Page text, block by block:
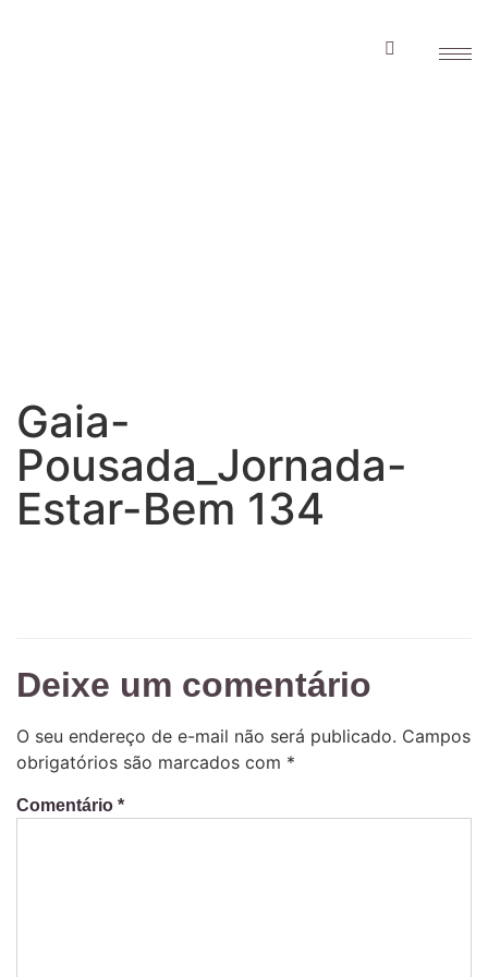
Gaia-
Pousada_Jornada-
Estar-Bem 134
Deixe um comentário
O seu endereço de e-mail não será publicado. Campos
obrigatórios são marcados com *
Comentário *